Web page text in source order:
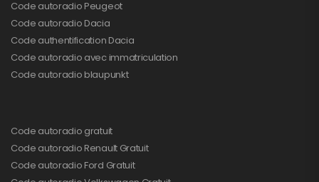
Code autoradio Peugeot
Code autoradio Dacia
Code authentification Dacia
Code autoradio avec immatriculation
Code autoradio blaupunkt
Code autoradio gratuit
Code autoradio Renault Gratuit
Code autoradio Ford Gratuit